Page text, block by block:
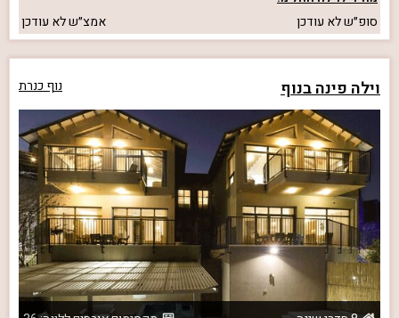
סופ״שלא עודכן אמצ״שלא עודכן
וילה פינה בנוף נוף כנרת